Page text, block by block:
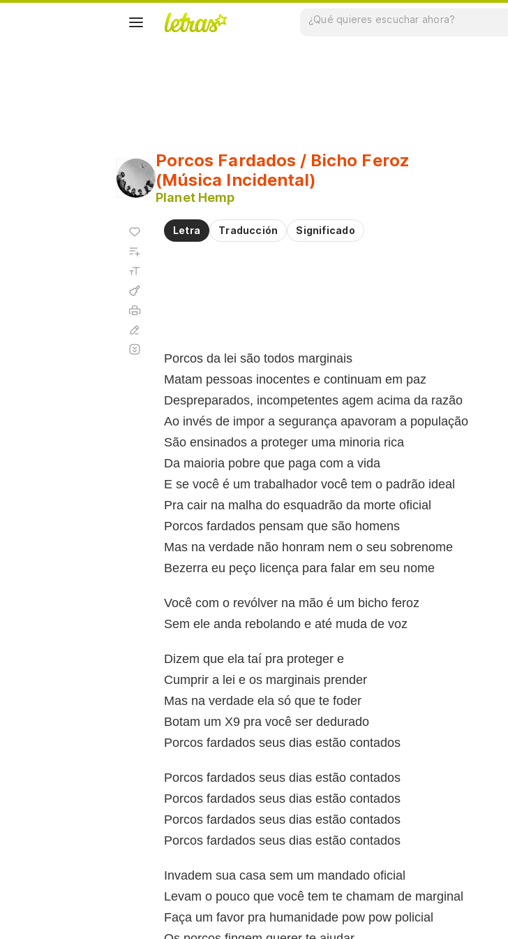
Porcos Fardados / Bicho Feroz
(Música Incidental)
Planet Hemp
Letra Traducción Significado
Porcos da lei são todos marginais
Matam pessoas inocentes e continuam em paz
Despreparados, incompetentes agem acima da razão
Ao invés de impor a segurança apavoram a população
São ensinados a proteger uma minoria rica
Da maioria pobre que paga com a vida
E se você é um trabalhador você tem o padrão ideal
Pra cair na malha do esquadrão da morte oficial
Porcos fardados pensam que são homens
Mas na verdade não honram nem o seu sobrenome
Bezerra eu peço licença para falar em seu nome
Você com o revólver na mão é um bicho feroz
Sem ele anda rebolando e até muda de voz
Dizem que ela taí pra proteger e
Cumprir a lei e os marginais prender
Mas na verdade ela só que te foder
Botam um X9 pra você ser dedurado
Porcos fardados seus dias estão contados
Porcos fardados seus dias estão contados
Porcos fardados seus dias estão contados
Porcos fardados seus dias estão contados
Porcos fardados seus dias estão contados
Invadem sua casa sem um mandado oficial
Levam o pouco que você tem te chamam de marginal
Faça um favor pra humanidade pow pow policial
Agregar
favoritos
Agregar
automático